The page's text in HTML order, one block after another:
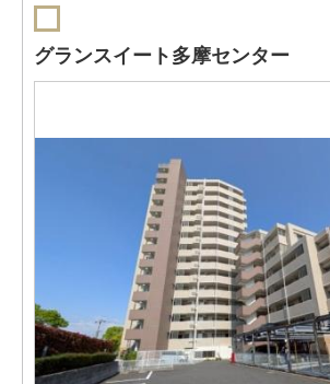
グランスイート多摩センター